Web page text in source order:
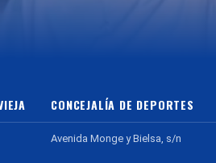
CONCEJALÍA DE DEPORTES
Avenida Monge y Bielsa, s/n